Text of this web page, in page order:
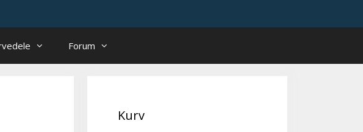
Forum
Kurv